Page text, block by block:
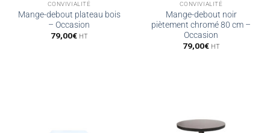
CONVIVIALITÉ
Mange-debout plateau bois
– Occasion
79,00€ HT
CONVIVIALITÉ
Mange-debout noir
piètement chromé 80 cm –
Occasion
79,00€ HT